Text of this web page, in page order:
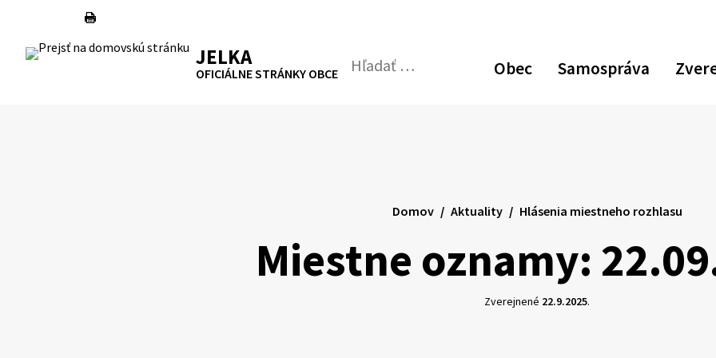
obsah
RSS Mapa Tlačiť
JELKA
OFICIÁLNE STRÁNKY OBCE Obec Samospráva
Hľadať:
Odoslať
Miestne oznamy:
Domov Aktuality Hlásenia miestneho rozhlasu
Zverejnené 22.9.2025.